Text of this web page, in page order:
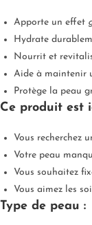
Apporte un effet
Hydrate
Nourrit et
Aide à maintenir
Protège la peau
Ce produit est
Vous recherchez
Votre peau
Vous souhaitez
Vous aimez les
Type de peau :